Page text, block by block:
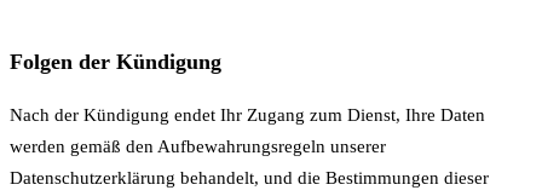
Folgen der Kündigung
Nach der Kündigung endet Ihr Zugang zum Dienst, Ihre Daten
werden gemäß den Aufbewahrungsregeln unserer
Datenschutzerklärung behandelt, und die Bestimmungen dieser